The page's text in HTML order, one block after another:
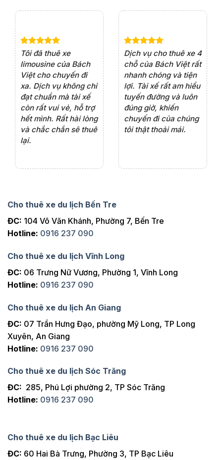
Dịch vụ cho thuê xe 7
chỗ của Bách Việt rất
chuyên nghiệp,đặc
biệt tài xế rất nhiệt
tình vui vẻ,sẽ ủng hộ
thường xuyên
Lần đầu thuê xe 16
chỗ tại Bách Việt, tôi
rất hài lòng với chất
lượng xe và sự
chuyên nghiệp của
tài xế. Dịch vụ tận
tâm, chu đáo, sẽ tiếp
tục sử dụng trong
Cho thuê xe du lịch Bến Tre
ĐC: 104 Võ Văn Khánh, Phường 7, Bến Tre
Hotline: 0916 237 090
Cho thuê xe du lịch Vĩnh Long
ĐC: 06 Trưng Nữ Vương, Phường 1, Vĩnh Long
Hotline: 0916 237 090
Cho thuê xe du lịch An Giang
ĐC: 07 Trần Hưng Đạo, phường Mỹ Long, TP Long
Xuyên, An Giang
Hotline: 0916 237 090
Cho thuê xe du lịch Sóc Trăng
ĐC: 285, Phú Lợi phường 2, TP Sóc Trăng
Hotline: 0916 237 090
Cho thuê xe du lịch Bạc Liêu
ĐC: 60 Hai Bà Trưng, Phường 3, TP Bạc Liêu